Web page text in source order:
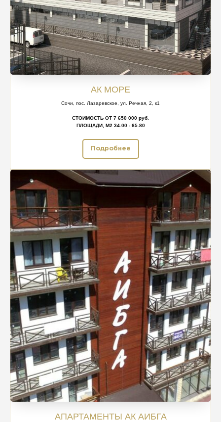
АК МОРЕ
Сочи, пос. Лазаревское, ул. Речная, 2, к1
СТОИМОСТЬ ОТ 7 650 000 руб.
ПЛОЩАДИ, М2 34.00 - 65.80
Подробнее
АПАРТАМЕНТЫ АК АИБГА